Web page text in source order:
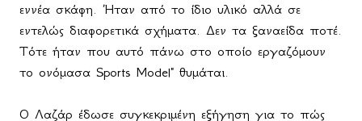
εννέα σκάφη. Ήταν από το ίδιο υλικό αλλά σε
εντελώς διαφορετικά σχήματα. Δεν τα ξαναείδα ποτέ.
Τότε ήταν που αυτό πάνω στο οποίο εργαζόμουν
το ονόμασα Sports Model" θυμάται.
Ο Λαζάρ έδωσε συγκεκριμένη εξήγηση για το πώς